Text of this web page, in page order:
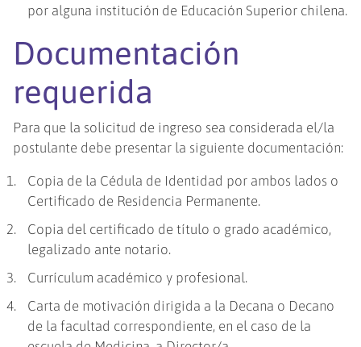
por alguna institución de Educación Superior chilena.
Documentación
requerida
Para que la solicitud de ingreso sea considerada el/la
postulante debe presentar la siguiente documentación:
Copia de la Cédula de Identidad por ambos lados o
Certificado de Residencia Permanente.
Copia del certificado de título o grado académico,
legalizado ante notario.
Currículum académico y profesional.
Carta de motivación dirigida a la Decana o Decano
de la facultad correspondiente, en el caso de la